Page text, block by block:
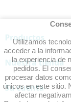
Productos
Nuestra tienda
Su cuenta
Utilizamos
acceder a la
la experiencia de
pedidos. El
procesar datos
únicos en este sitio.
afectar